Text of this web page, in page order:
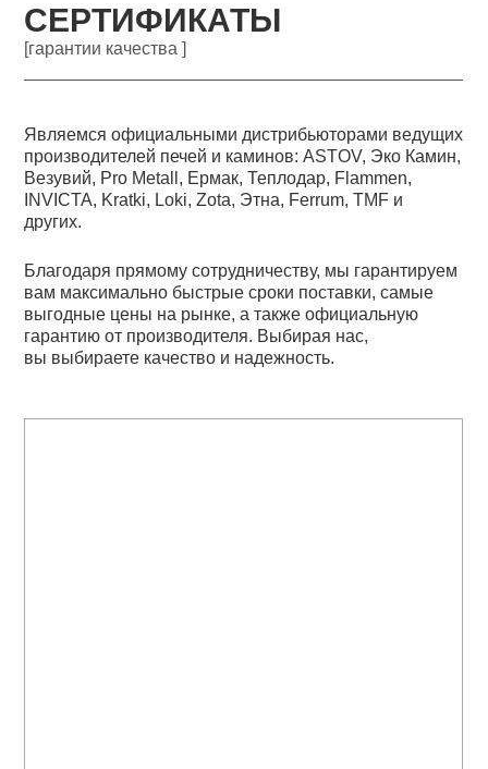
СЕРТИФИКАТЫ
[гарантии качества ]
Являемся официальными дистрибьюторами ведущих
производителей печей и каминов: ASTOV, Эко Камин,
Везувий, Pro Metall, Ермак, Теплодар, Flammen,
INVICTA, Kratki, Loki, Zota, Этна, Ferrum, TMF и
других.
Благодаря прямому сотрудничеству, мы гарантируем
вам максимально быстрые сроки поставки, самые
выгодные цены на рынке, а также официальную
гарантию от производителя. Выбирая нас,
вы выбираете качество и надежность.